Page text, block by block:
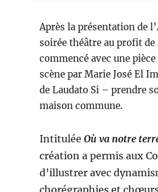
Après la présentation de
soirée théâtre au profit de
commencé avec une
scène par Marie José El
de Laudato Si – prendre
maison commune.
Intitulée Où va notre
création a permis aux
d’illustrer avec
chorégraphies et